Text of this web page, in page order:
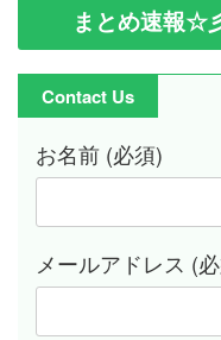
まとめ速報☆
Contact Us
お名前 (必須)
メールアドレス (